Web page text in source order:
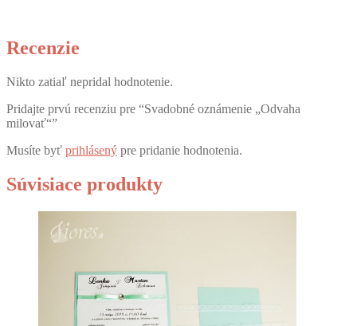
Recenzie
Nikto zatiaľ nepridal hodnotenie.
Pridajte prvú recenziu pre “Svadobné oznámenie „Odvaha
milovať“”
Musíte byť prihlásený pre pridanie hodnotenia.
Súvisiace produkty